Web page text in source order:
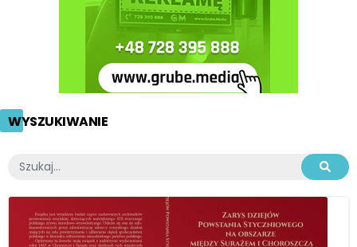
WYSZUKIWANIE